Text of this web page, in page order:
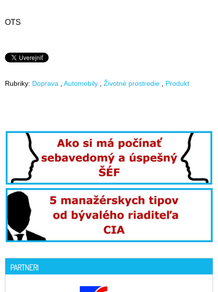
OTS
Rubriky: Doprava Automobily Životné prostredie Produkt
PARTNERI